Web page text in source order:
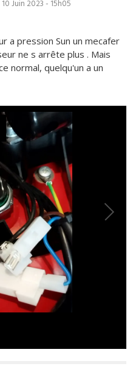
10 Juin 2023 - 15h05
a pression Sun un mecafer
ne s arrête plus . Mais
normal, quelqu'un a un